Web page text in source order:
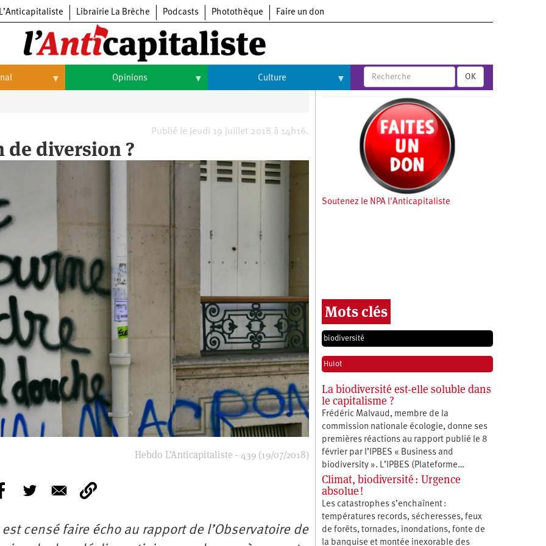
L’Anticapitaliste Librairie La Brèche Podcasts Photothèque Faire un don
Opinions Culture
Arts
Expositions
OK
Publié le Jeudi 19 juillet 2018 à 14h16.
de diversion ?
Hebdo L’Anticapitaliste - 439 (19/07/2018)
censé faire écho au rapport de l’Observatoire de
Soutenez le NPA l'Anticapitaliste
Mots clés
biodiversité
Hulot
La biodiversité est-elle soluble dans
le capitalisme ?
Frédéric Malvaud, membre de la
commission nationale écologie, donne ses
premières réactions au rapport publié le 8
février par l’IPBES « Business and
biodiversity ». L’IPBES (Plateforme…
Climat, biodiversité : Urgence
absolue !
Les catastrophes s’enchaînent :
températures records, sécheresses, feux
de forêts, tornades, inondations, fonte de
la banquise et montée inexorable des